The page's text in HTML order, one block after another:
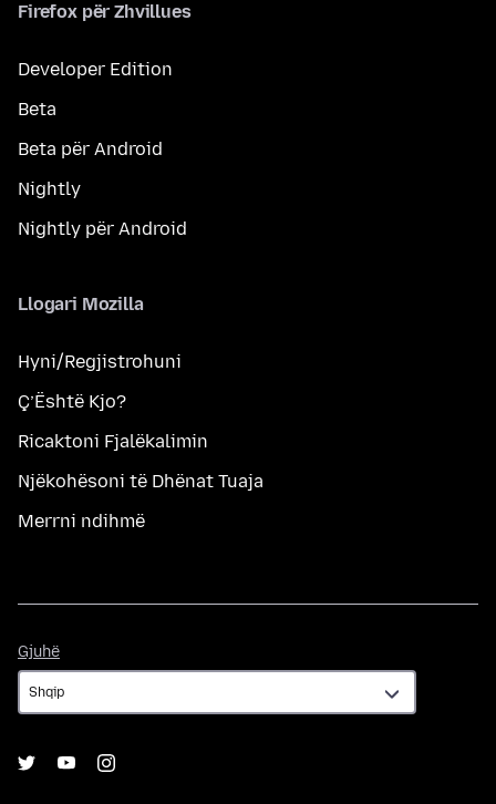
Firefox për Zhvillues
Developer Edition
Beta
Beta për Android
Nightly
Nightly për Android
Llogari Mozilla
Hyni/Regjistrohuni
Ç’Është Kjo?
Ricaktoni Fjalëkalimin
Njëkohësoni të Dhënat Tuaja
Merrni ndihmë
Gjuhë